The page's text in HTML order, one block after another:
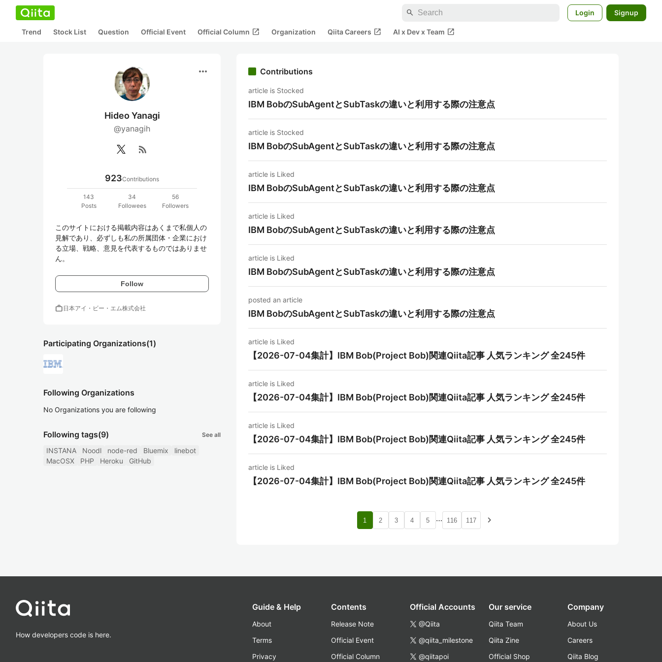
search Login Signup
Trend Stock List Question Official Event Official Column open_in_new Organization Qiita Careers open_in_new AI x Dev x Team open_in_new
more_horiz
Hideo Yanagi
@yanagih
rss_feed
923Contributions
143
Posts
34
Followees
56
Followers
このサイトにおける掲載内容はあくまで私個人の
見解であり、必ずしも私の所属団体・企業におけ
る立場、戦略、意見を代表するものではありませ
ん。
Follow
work 日本アイ・ビー・エム株式会社
Participating Organizations(1)
Following Organizations
No Organizations you are following
Following tags(9) See all
INSTANA Noodl node-red Bluemix
linebot
MacOSX
PHP Heroku GitHub
Contributions
article is Stocked
IBM BobのSubAgentとSubTaskの違いと利用する際の注意点
article is Stocked
IBM BobのSubAgentとSubTaskの違いと利用する際の注意点
article is Liked
IBM BobのSubAgentとSubTaskの違いと利用する際の注意点
article is Liked
IBM BobのSubAgentとSubTaskの違いと利用する際の注意点
article is Liked
IBM BobのSubAgentとSubTaskの違いと利用する際の注意点
posted an article
IBM BobのSubAgentとSubTaskの違いと利用する際の注意点
article is Liked
【2026-07-04集計】IBM Bob(Project Bob)関連Qiita記事 人気ランキング 全245件
article is Liked
【2026-07-04集計】IBM Bob(Project Bob)関連Qiita記事 人気ランキング 全245件
article is Liked
【2026-07-04集計】IBM Bob(Project Bob)関連Qiita記事 人気ランキング 全245件
article is Liked
【2026-07-04集計】IBM Bob(Project Bob)関連Qiita記事 人気ランキング 全245件
1 2 3 4 5 … 116 117 navigate_next
How developers code is here.
Guide & Help
About
Terms
Privacy
Contents
Release Note
Official Event
Official Column
Official Accounts
@Qiita
@qiita_milestone
@qiitapoi
Our service
Qiita Team
Qiita Zine
Official Shop
Company
About Us
Careers
Qiita Blog